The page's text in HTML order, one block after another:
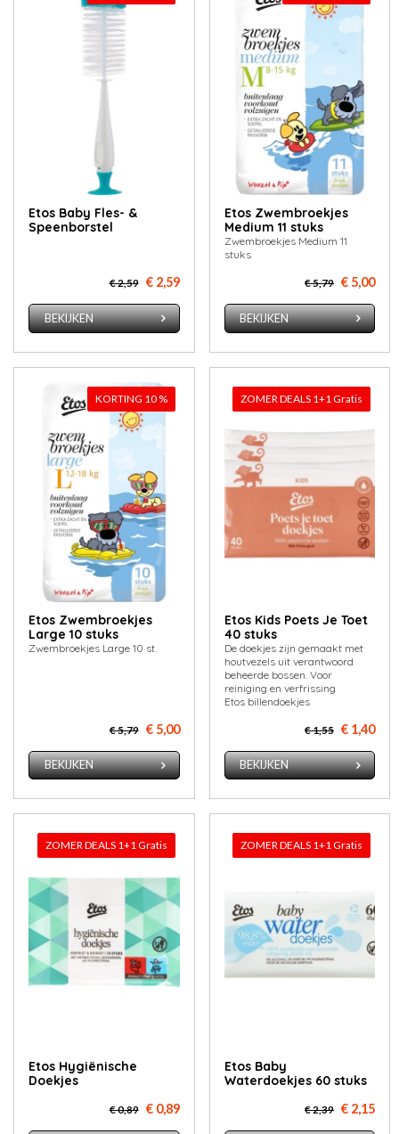
Etos Baby Fles- &
Speenborstel
€ 2,59 € 2,59
BEKIJKEN
Etos Zwembroekjes
Medium 11 stuks
Zwembroekjes Medium 11
stuks
€ 5,79 € 5,00
BEKIJKEN
KORTING 10 %
Etos Zwembroekjes
Large 10 stuks
Zwembroekjes Large 10 st.
€ 5,79 € 5,00
BEKIJKEN
ZOMER DEALS 1+1 Gratis
Etos Kids Poets Je Toet
40 stuks
De doekjes zijn gemaakt met
houtvezels uit verantwoord
beheerde bossen. Voor
reiniging en verfrissing
Etos billendoekjes
€ 1,55 € 1,40
BEKIJKEN
ZOMER DEALS 1+1 Gratis
Etos Hygiënische
Doekjes
€ 0,89 € 0,89
ZOMER DEALS 1+1 Gratis
Etos Baby
Waterdoekjes 60 stuks
€ 2,39 € 2,15